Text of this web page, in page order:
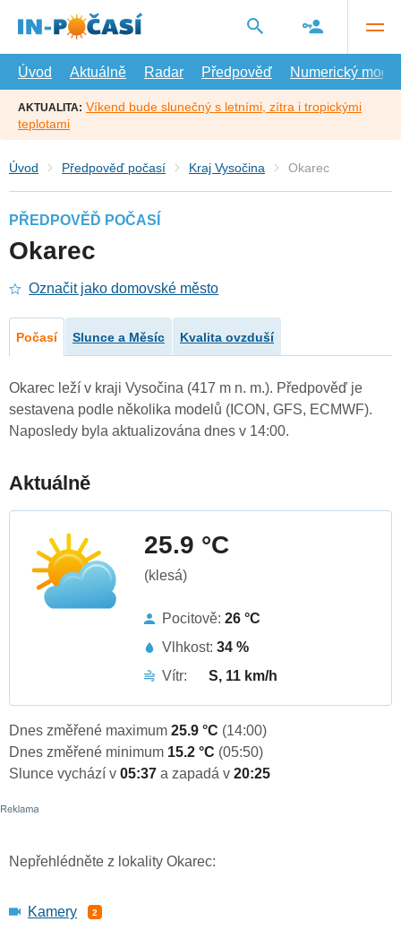
hlavní
Úvod
Aktuálně Radar Předpověď Numerický model
AKTUALITA: Víkend bude slunečný s letními, zítra i tropickými
teplotami
Úvod Předpověď počasí Kraj Vysočina Okarec
PŘEDPOVĚĎ POČASÍ
Okarec
Označit jako domovské město
Počasí Slunce a Měsíc Kvalita ovzduší
Okarec leží v kraji Vysočina (417 m n. m.). Předpověď je
sestavena podle několika modelů (ICON, GFS, ECMWF).
Naposledy byla aktualizována dnes v 14:00.
Aktuálně
25.9 °C
(klesá)
Pocitově: 26 °C
Vlhkost: 34 %
Vítr:
S, 11 km/h
Dnes změřené maximum 25.9 °C (14:00)
Dnes změřené minimum 15.2 °C (05:50)
Slunce vychází v 05:37 a zapadá v 20:25
Nepřehlédněte z lokality Okarec:
Kamery 2